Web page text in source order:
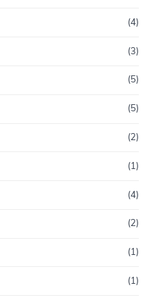
(4)
(3)
(5)
(5)
(2)
(1)
(4)
(2)
(1)
(1)